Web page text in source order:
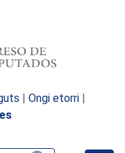
| Ongi etorri |